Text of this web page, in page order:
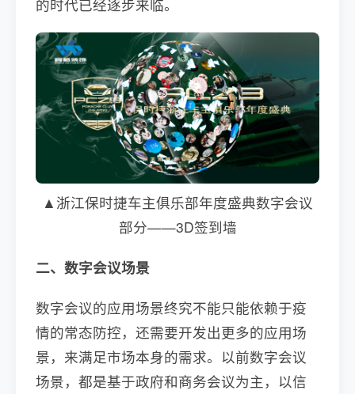
的时代已经逐步来临。
▲浙江保时捷车主俱乐部年度盛典数字会议
部分——3D签到墙
二、数字会议场景
数字会议的应用场景终究不能只能依赖于疫
情的常态防控，还需要开发出更多的应用场
景，来满足市场本身的需求。以前数字会议
场景，都是基于政府和商务会议为主，以信